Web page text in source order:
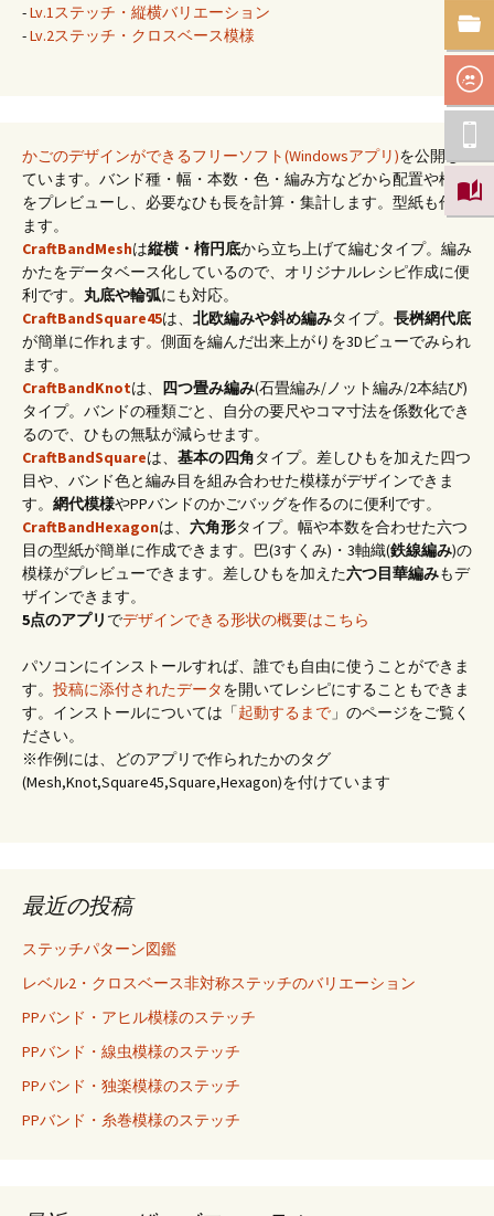
-Lv.1ステッチ・縦横バリエーション
-Lv.2ステッチ・クロスベース模様
かごのデザインができるフリーソフト(Windowsアプリ)を公開し
ています。バンド種・幅・本数・色・編み方などから配置や模様
をプレビューし、必要なひも長を計算・集計します。型紙も作れ
ます。
CraftBandMeshは縦横・楕円底から立ち上げて編むタイプ。編み
かたをデータベース化しているので、オリジナルレシピ作成に便
利です。 丸底や輪弧にも対応。
CraftBandSquare45は、 北欧編みや斜め編みタイプ。 長桝網代底
が簡単に作れます。側面を編んだ出来上がりを3Dビューでみられ
ます。
CraftBandKnotは、 四つ畳み編み(石畳編み/ノット編み/2本結び)
タイプ。バンドの種類ごと、自分の要尺やコマ寸法を係数化でき
るので、ひもの無駄が減らせます。
CraftBandSquareは、 基本の四角タイプ。差しひもを加えた四つ
目や、バンド色と編み目を組み合わせた模様がデザインできま
す。 網代模様やPPバンドのかごバッグを作るのに便利です。
CraftBandHexagonは、 六角形タイプ。幅や本数を合わせた六つ
目の型紙が簡単に作成できます。巴(3すくみ)・3軸織(鉄線編み)の
模様がプレビューできます。差しひもを加えた六つ目華編みもデ
ザインできます。
5点のアプリ でデザインできる形状の概要はこちら
パソコンにインストールすれば、誰でも自由に使うことができま
す。 投稿に添付されたデータを開いてレシピにすることもできま
す。インストールについては「起動するまで 」のページをご覧く
ださい。
※作例には、どのアプリで作られたかのタグ
(Mesh,Knot,Square45,Square,Hexagon)を付けています
最近の投稿
ステッチパターン図鑑
レベル2・クロスベース非対称ステッチのバリエーション
PPバンド・アヒル模様のステッチ
PPバンド・線虫模様のステッチ
PPバンド・独楽模様のステッチ
PPバンド・糸巻模様のステッチ